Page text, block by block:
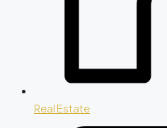
Real Estate